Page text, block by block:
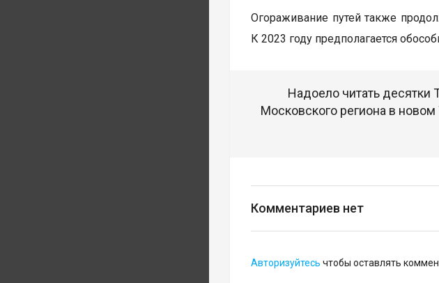
Огораживание путей также
К 2023 году предполагается
Надоело читать
Московского региона в
Комментариев нет
Авторизуйтесь чтобы оставлять